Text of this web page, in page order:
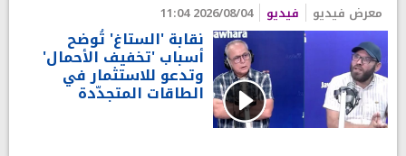
معرض فيديو فيديو 2026/08/04 11:04
نقابة 'الستاغ' تُوضح
أسباب 'تخفيف الأحمال'
وتدعو للاستثمار في
الطاقات المتجدّدة